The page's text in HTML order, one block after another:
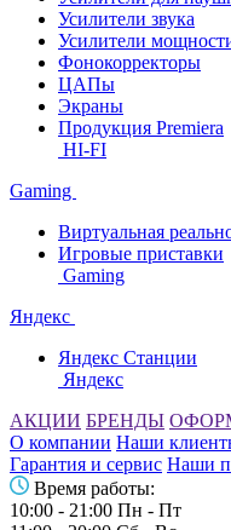
Усилители звука
Усилители
Фонокорректоры
ЦАПы
Экраны
Продукция Premiera
HI-FI
Gaming
Виртуальная
Игровые приставки
Gaming
Яндекс
Яндекс Станции
Яндекс
АКЦИИ БРЕНДЫ
О компании Наши
Гарантия и сервис Наши
Время работы:
10:00 - 21:00 Пн - Пт